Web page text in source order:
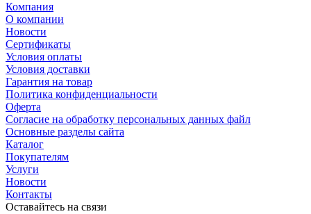
Компания
О компании
Новости
Сертификаты
Условия оплаты
Условия доставки
Гарантия на товар
Политика конфиденциальности
Оферта
Согласие на обработку персональных данных файл
Основные разделы сайта
Каталог
Покупателям
Услуги
Новости
Контакты
Оставайтесь на связи